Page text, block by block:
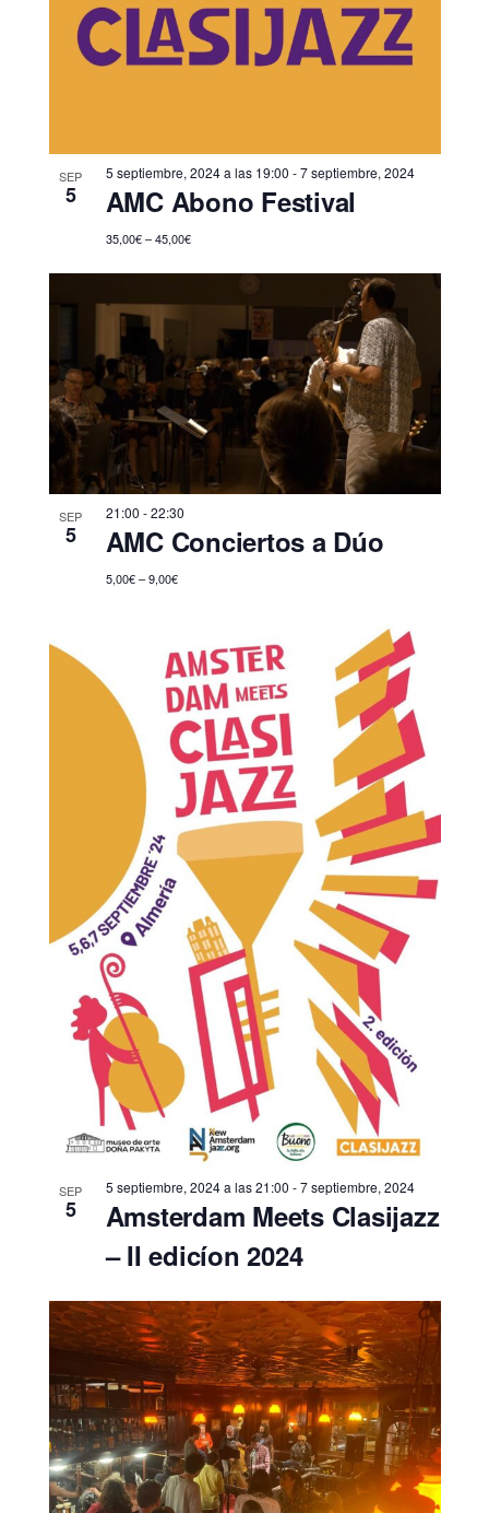
SEP
5
5 septiembre, 2024 a las 19:00 -7 septiembre, 2024
AMC Abono Festival
35,00€ – 45,00€
SEP
5
21:00 -22:30
AMC Conciertos a Dúo
5,00€ – 9,00€
SEP
5
5 septiembre, 2024 a las 21:00 -7 septiembre, 2024
Amsterdam Meets Clasijazz
– II edicíon 2024